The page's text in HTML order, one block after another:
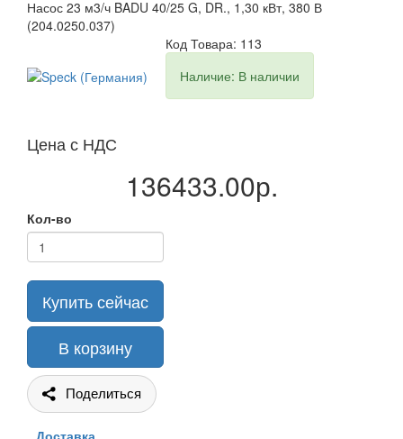
Насос 23 м3/ч BADU 40/25 G, DR., 1,30 кВт, 380 В
(204.0250.037)
Код Товара: 113
Наличие: В наличии
Цена с НДС
136433.00р.
Кол-во
Купить сейчас
В корзину
Поделиться
Доставка